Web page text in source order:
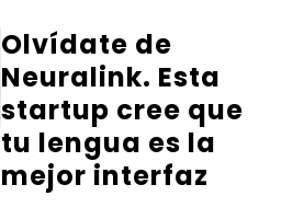
Olvídate de
Neuralink. Esta
startup cree que
tu lengua es la
mejor interfaz